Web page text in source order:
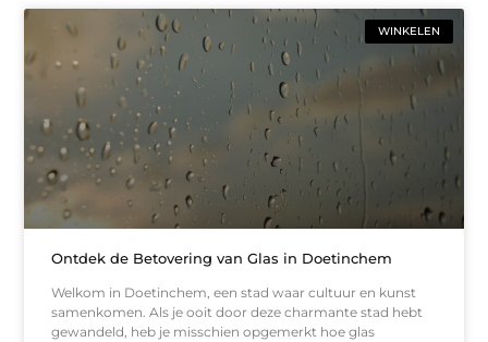
WINKELEN
Ontdek de Betovering van Glas in Doetinchem
Welkom in Doetinchem, een stad waar cultuur en kunst
samenkomen. Als je ooit door deze charmante stad hebt
gewandeld, heb je misschien opgemerkt hoe glas